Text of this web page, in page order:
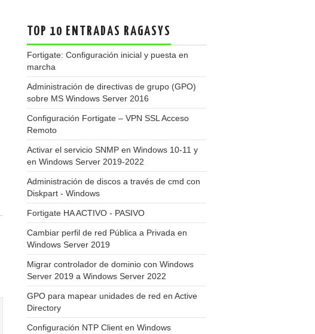
TOP 10 ENTRADAS RAGASYS
Fortigate: Configuración inicial y puesta en
marcha
Administración de directivas de grupo (GPO)
sobre MS Windows Server 2016
Configuración Fortigate – VPN SSL Acceso
Remoto
Activar el servicio SNMP en Windows 10-11 y
en Windows Server 2019-2022
Administración de discos a través de cmd con
Diskpart - Windows
Fortigate HA ACTIVO - PASIVO
Cambiar perfil de red Pública a Privada en
Windows Server 2019
Migrar controlador de dominio con Windows
Server 2019 a Windows Server 2022
GPO para mapear unidades de red en Active
Directory
Configuración NTP Client en Windows